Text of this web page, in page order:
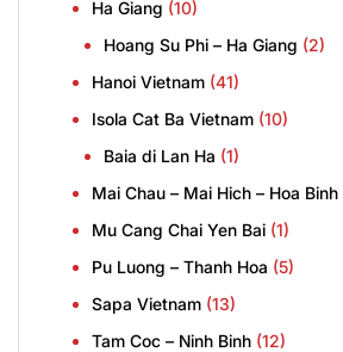
Ha Giang (10)
Hoang Su Phi – Ha Giang (2)
Hanoi Vietnam (41)
Isola Cat Ba Vietnam (10)
Baia di Lan Ha (1)
Mai Chau – Mai Hich – Hoa Binh
Mu Cang Chai Yen Bai (1)
Pu Luong – Thanh Hoa (5)
Sapa Vietnam (13)
Tam Coc – Ninh Binh (12)